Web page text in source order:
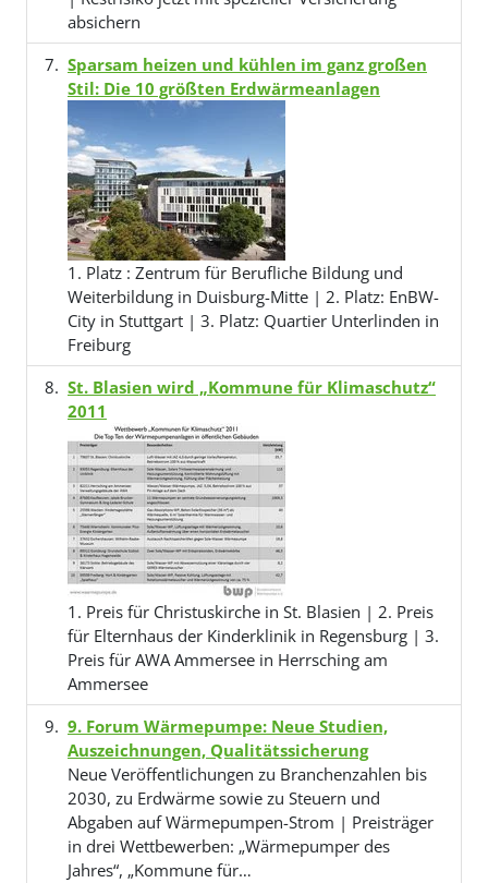
absichern
Sparsam heizen und kühlen im ganz großen
Stil: Die 10 größten Erdwärmeanlagen
1. Platz : Zentrum für Berufliche Bildung und
Weiterbildung in Duisburg-Mitte | 2. Platz: EnBW-
City in Stuttgart | 3. Platz: Quartier Unterlinden in
Freiburg
St. Blasien wird „Kommune für Klimaschutz“
2011
1. Preis für Christuskirche in St. Blasien | 2. Preis
für Elternhaus der Kinderklinik in Regensburg | 3.
Preis für AWA Ammersee in Herrsching am
Ammersee
9. Forum Wärmepumpe: Neue Studien,
Auszeichnungen, Qualitätssicherung
Neue Veröffentlichungen zu Branchenzahlen bis
2030, zu Erdwärme sowie zu Steuern und
Abgaben auf Wärmepumpen-Strom | Preisträger
in drei Wettbewerben: „Wärmepumper des
Jahres“, „Kommune für…